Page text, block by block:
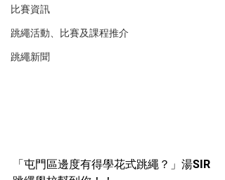
比賽資訊
跳繩活動、比賽及課程推介
跳繩新聞
「屯門區邊度有得學花式跳繩？」湯SIR